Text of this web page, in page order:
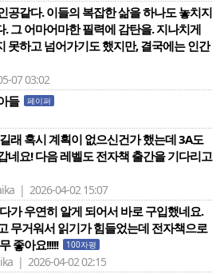
공같다. 이들의 복잡한 삶을 하나도 놓치지
그 어마어마한 필력에 감탄을. 지나치게
못하고 넘어가기도 했지만, 결국에는 인간
07 03:02
들 페이퍼
래 혹시 계획이 없으신건가 했는데 3A도
네요! 다음 레벨도 전자책 출간을 기다리고
| 2026-04-02 15:07
가 우연히 알게 되어서 바로 구입했네요.
무거워서 읽기가 힘들었는데 전자책으로
좋아요!!!!!
100자평
| 2026-04-02 02:15